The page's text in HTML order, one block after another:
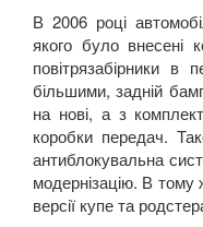
В 2006 році
якого було внесені
повітрязабірники
більшими, задній
на нові, а з
коробки передач.
антиблокувальна
модернізацію. В тому
версії купе та